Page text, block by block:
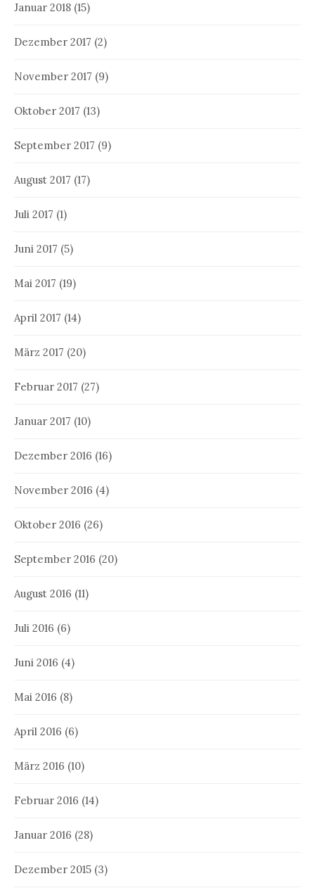
Januar 2018 (15)
Dezember 2017 (2)
November 2017 (9)
Oktober 2017 (13)
September 2017 (9)
August 2017 (17)
Juli 2017 (1)
Juni 2017 (5)
Mai 2017 (19)
April 2017 (14)
März 2017 (20)
Februar 2017 (27)
Januar 2017 (10)
Dezember 2016 (16)
November 2016 (4)
Oktober 2016 (26)
September 2016 (20)
August 2016 (11)
Juli 2016 (6)
Juni 2016 (4)
Mai 2016 (8)
April 2016 (6)
März 2016 (10)
Februar 2016 (14)
Januar 2016 (28)
Dezember 2015 (3)